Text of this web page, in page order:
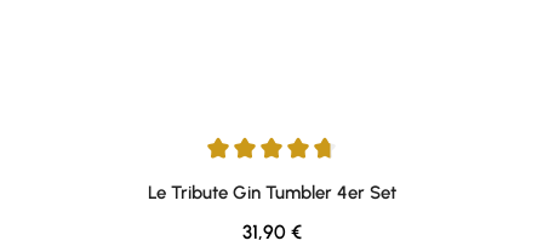
Durchschnittliche Bewertung von 4.71 von 5 Sternen
Le Tribute Gin Tumbler 4er Set
Regulärer Preis:
31,90 €